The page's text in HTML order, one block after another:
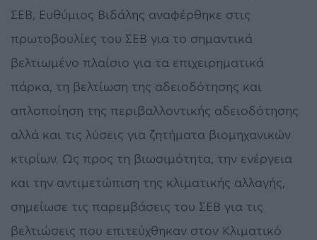
ΣΕΒ, Ευθύμιος Βιδάλης αναφέρθηκε στις
πρωτοβουλίες του ΣΕΒ για το σημαντικά
βελτιωμένο πλαίσιο για τα επιχειρηματικά
πάρκα, τη βελτίωση της αδειοδότησης και
απλοποίηση της περιβαλλοντικής αδειοδότησης
αλλά και τις λύσεις για ζητήματα βιομηχανικών
κτιρίων. Ως προς τη βιωσιμότητα, την ενέργεια
και την αντιμετώπιση της κλιματικής αλλαγής,
σημείωσε τις παρεμβάσεις του ΣΕΒ για τις
βελτιώσεις που επιτεύχθηκαν στον Κλιματικό